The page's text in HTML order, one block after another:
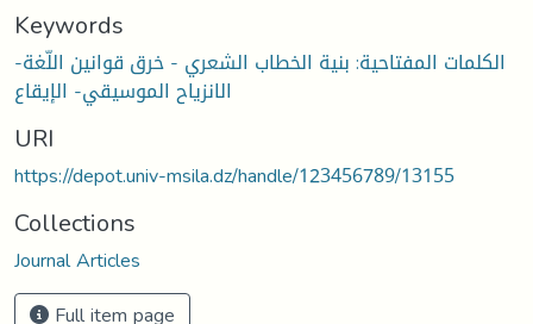
Keywords
الكلمات المفتاحية: بنية الخطاب الشعري - خرق قوانين اللّغة-
الانزياح الموسيقي- الإيقاع
URI
https://depot.univ-msila.dz/handle/123456789/13155
Collections
Journal Articles
Full item page